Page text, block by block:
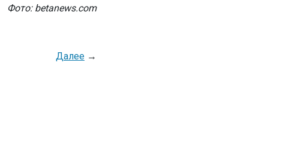
Фото: betanews.com
Далее→